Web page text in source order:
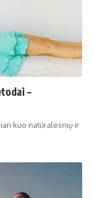
–
kuo natūralesnių ir